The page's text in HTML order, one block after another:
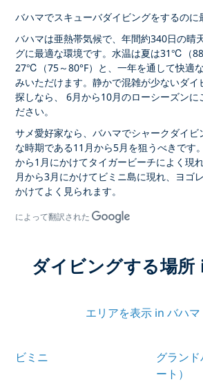
バハマでスキューバダイビングをするのに
バハマは亜熱帯気候で、年間約340日の晴
グに最適な環境です。水温は夏は31℃（
27℃（75～80°F） と、一年を通して快適
みいただけます。静かで混雑が少ないダイ
探しなら、6月から10月のローシーズンに
ださい。
サメ愛好家なら
、バハマでシャークダイ
な時期である11月から5月 を狙うべきです
から1月にかけてタイガービーチに よく現
月から3月にかけてビミニ島に現れ、ヨゴ
かけてよく見られます。
によって翻訳された
ダイビングする場
エリアを表示 in バハマ
ビミニ
グラン
ート）